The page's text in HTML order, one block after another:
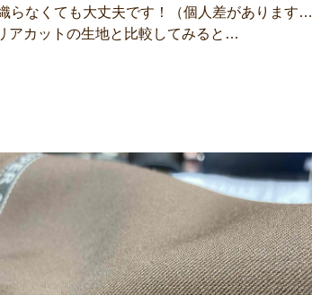
らなくても大丈夫です！（個人差があります…
アカットの生地と比較してみると…